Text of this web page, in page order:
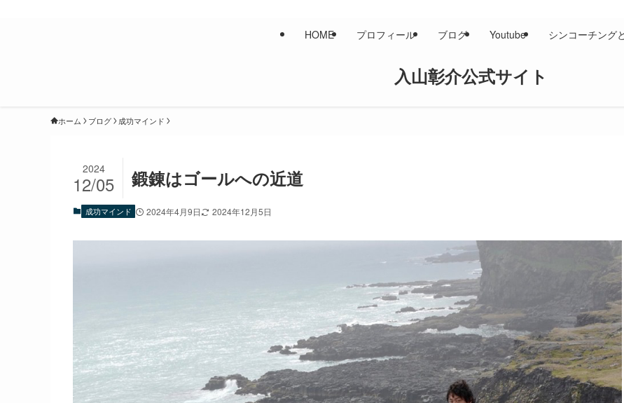
入山彰介公式サイト
HOME プロフィール ブログ Youtube シンコーチング
ホーム ブログ 成功マインド
鍛錬はゴールへの近道
2024
12/05
成功マインド 2024年4月9日 2024年12月5日